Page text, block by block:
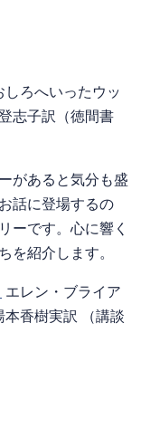
しろへいったウッ
志子訳（徳間書
があると気分も盛
話に登場するの
ーです。心に響く
を紹介します。
エレン・ブライア
本香樹実訳 （講談